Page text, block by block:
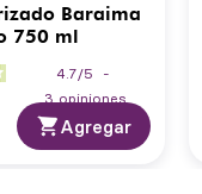
Baraima
750 ml
4.7/5
-
3 opiniones
Agregar